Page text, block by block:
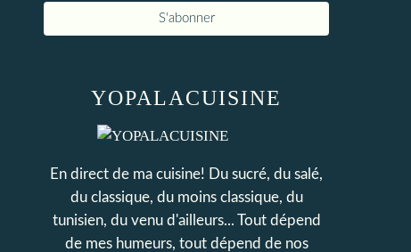
YOPALACUISINE
En direct de ma cuisine! Du sucré, du salé,
du classique, du moins classique, du
tunisien, du venu d'ailleurs... Tout dépend
de mes humeurs, tout dépend de nos